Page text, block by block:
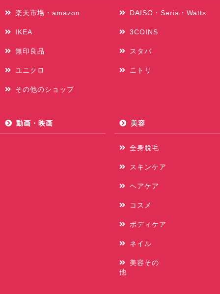
楽天市場・amazon DAISO・Seria・Watts
IKEA 3COINS
無印良品 スタバ
ユニクロ ニトリ
その他のショップ
動画・映画 美容
全身脱毛
スキンケア
ヘアケア
コスメ
ボディケア
ネイル
美容その
他